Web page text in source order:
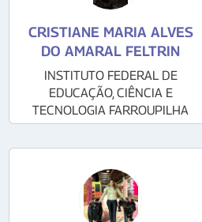
CRISTIANE MARIA ALVES
DO AMARAL FELTRIN
INSTITUTO FEDERAL DE
EDUCAÇÃO, CIÊNCIA E
TECNOLOGIA FARROUPILHA